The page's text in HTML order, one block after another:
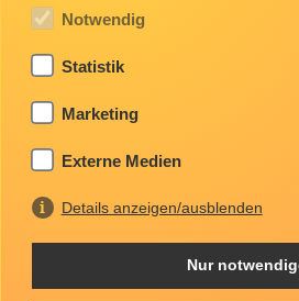
Stellenangebote
Notwendig
Statistik
Marketing
Externe Medien
Details anzeigen/ausblenden
Nur